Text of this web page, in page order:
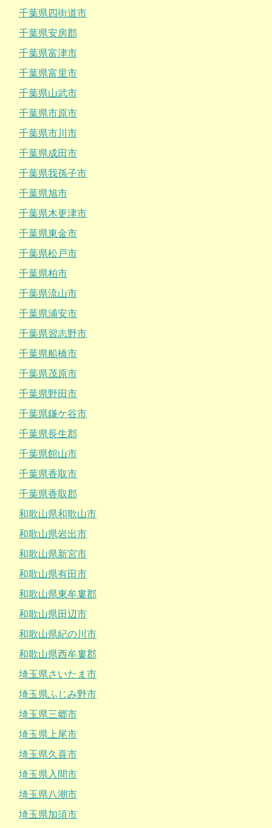
千葉県四街道市
千葉県安房郡
千葉県富津市
千葉県富里市
千葉県山武市
千葉県市原市
千葉県市川市
千葉県成田市
千葉県我孫子市
千葉県旭市
千葉県木更津市
千葉県東金市
千葉県松戸市
千葉県柏市
千葉県流山市
千葉県浦安市
千葉県習志野市
千葉県船橋市
千葉県茂原市
千葉県野田市
千葉県鎌ケ谷市
千葉県長生郡
千葉県館山市
千葉県香取市
千葉県香取郡
和歌山県和歌山市
和歌山県岩出市
和歌山県新宮市
和歌山県有田市
和歌山県東牟婁郡
和歌山県田辺市
和歌山県紀の川市
和歌山県西牟婁郡
埼玉県さいたま市
埼玉県ふじみ野市
埼玉県三郷市
埼玉県上尾市
埼玉県久喜市
埼玉県入間市
埼玉県八潮市
埼玉県加須市